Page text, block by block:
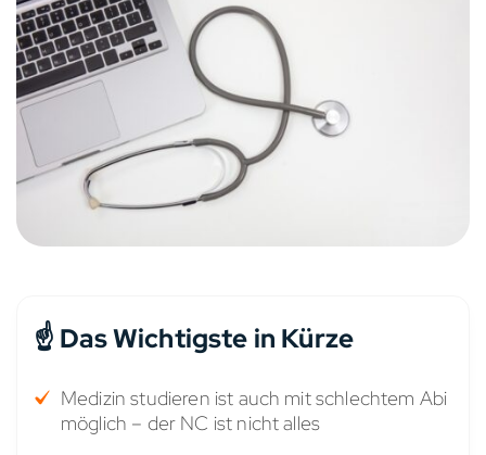
☝️ Das Wichtigste in Kürze
Medizin studieren ist auch mit schlechtem Abi
möglich – der NC ist nicht alles